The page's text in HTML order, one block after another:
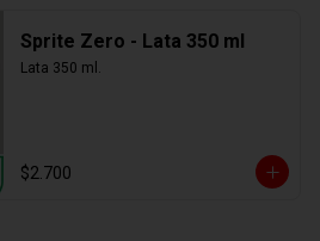
Sprite Zero - Lata 350 ml
Lata 350 ml.
$2.700